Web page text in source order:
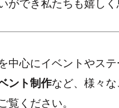
中心にイベントやス
ント制作など、様々
ください。